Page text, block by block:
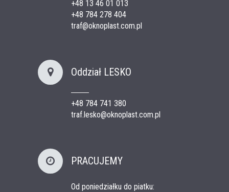
+48 13 46 01 013
+48 784 278 404
traf@oknoplast.com.pl
Oddział LESKO
+48 784 741 380
traf.lesko@oknoplast.com.pl
PRACUJEMY
Od poniedziałku do piatku: